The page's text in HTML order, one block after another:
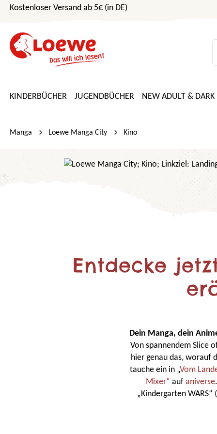
Hauptinhalt springen
Zur Suche springen
Zur Hauptnavigation springen
Kostenloser Versand ab 5€ (in DE)
KINDERBÜCHER JUGENDBÜCHER NEW ADULT & DARK
Manga Loewe Manga City Kino
Entdecke
Dein Manga, dein
Von spannendem Slice
hier genau das, worauf
tauche ein in „Vom
Mixer“aufaniverse
„Kindergarten